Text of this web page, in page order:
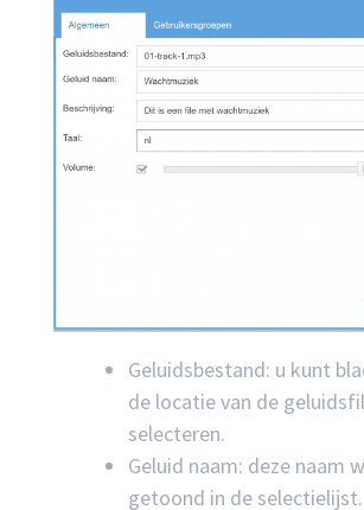
Geluidsbestand: u kunt
de locatie van de
selecteren.
Geluid naam: deze naam
getoond in de selectielijst.